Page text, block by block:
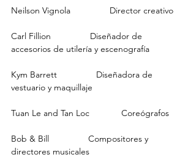
Neilson Vignola                Director creativo
Carl Fillion                Diseñador de
accesorios de utilería y escenografía
Kym Barrett                Diseñadora de
vestuario y maquillaje
Tuan Le and Tan Loc             Coreógrafos
Bob & Bill                Compositores y
directores musicales